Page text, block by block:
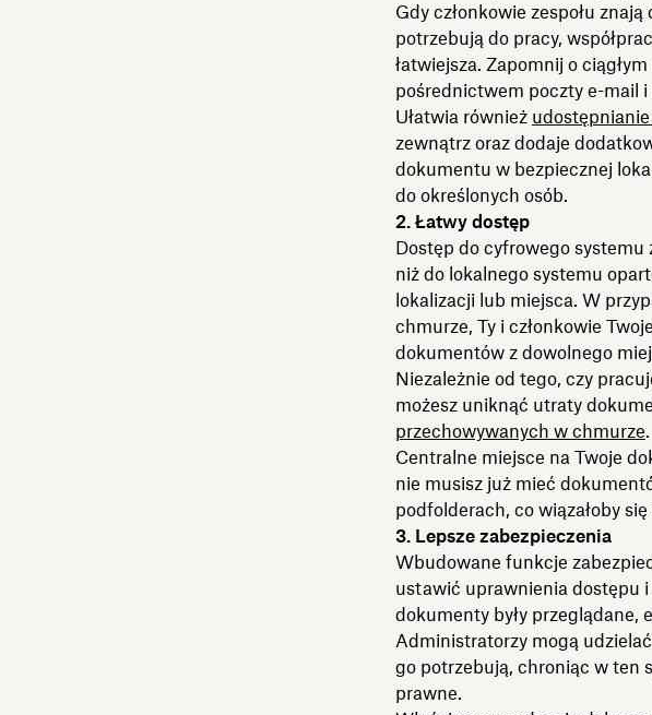
Gdy członkowie zespołu
potrzebują do pracy,
łatwiejsza. Zapomnij o
pośrednictwem poczty e-mail
Ułatwia również
zewnątrz oraz dodaje
dokumentu w bezpiecznej
do określonych osób.
2. Łatwy dostęp
Dostęp do cyfrowego
niż do lokalnego systemu
lokalizacji lub miejsca. W
chmurze, Ty i członkowie
dokumentów z dowolnego
Niezależnie od tego, czy
możesz uniknąć utraty
przechowywanych w chmurze.
Centralne miejsce na Twoje
nie musisz już mieć
podfolderach, co wiązałoby
3. Lepsze zabezpieczenia
Wbudowane funkcje
ustawić uprawnienia dostępu
dokumenty były przeglądane,
Administratorzy mogą
go potrzebują, chroniąc w ten
prawne.